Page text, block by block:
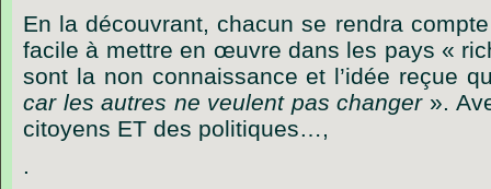
En la découvrant, chacun se rendra
facile à mettre en œuvre dans les pays «
sont la non connaissance et l’idée reçue
car les autres ne veulent pas changer».
citoyens ET des politiques…,
.